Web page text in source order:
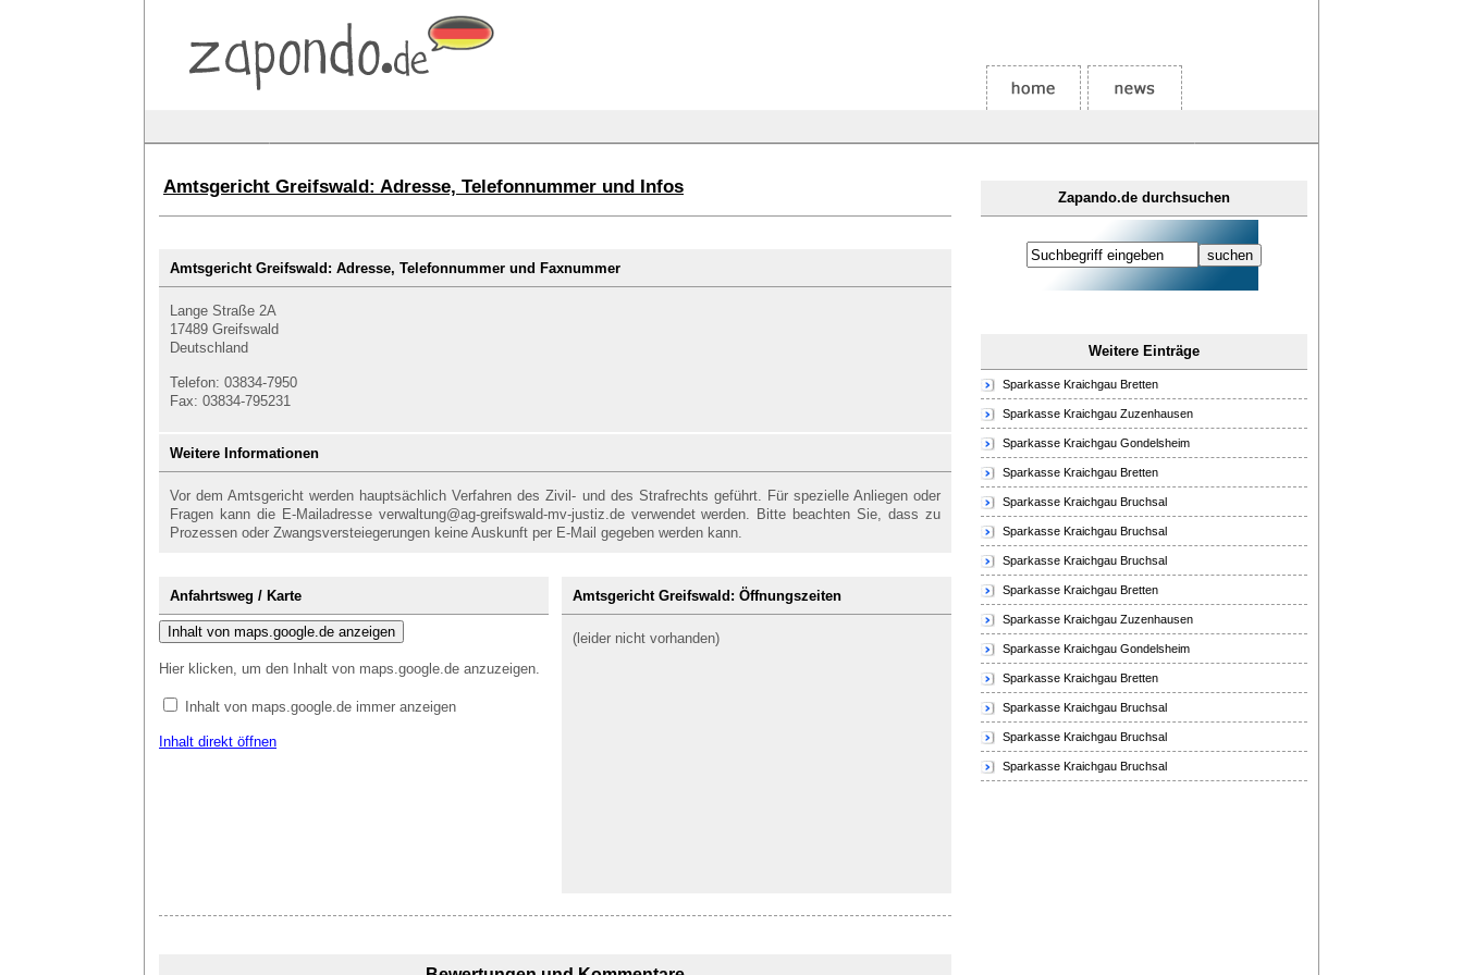
Zapando.de durchsuchen
Weitere Einträge
Sparkasse Kraichgau Bretten
Sparkasse Kraichgau Zuzenhausen
Sparkasse Kraichgau Gondelsheim
Sparkasse Kraichgau Bretten
Sparkasse Kraichgau Bruchsal
Sparkasse Kraichgau Bruchsal
Sparkasse Kraichgau Bruchsal
Sparkasse Kraichgau Bretten
Sparkasse Kraichgau Zuzenhausen
Sparkasse Kraichgau Gondelsheim
Sparkasse Kraichgau Bretten
Sparkasse Kraichgau Bruchsal
Sparkasse Kraichgau Bruchsal
Sparkasse Kraichgau Bruchsal
Amtsgericht Greifswald: Adresse, Telefonnummer und Infos
Amtsgericht Greifswald: Adresse, Telefonnummer und Faxnummer
Lange Straße 2A
17489 Greifswald
Deutschland
Telefon: 03834-7950
Fax: 03834-795231
Weitere Informationen
Vor dem Amtsgericht werden hauptsächlich Verfahren des Zivil- und des Strafrechts geführt. Für spezielle Anliegen oder
Fragen kann die E-Mailadresse verwaltung@ag-greifswald-mv-justiz.de verwendet werden. Bitte beachten Sie, dass zu
Prozessen oder Zwangsversteiegerungen keine Auskunft per E-Mail gegeben werden kann.
Anfahrtsweg / Karte
Inhalt von maps.google.de anzeigen
Hier klicken, um den Inhalt von maps.google.de anzuzeigen.
Inhalt von maps.google.de immer anzeigen
Inhalt direkt öffnen
Amtsgericht Greifswald: Öffnungszeiten
(leider nicht vorhanden)